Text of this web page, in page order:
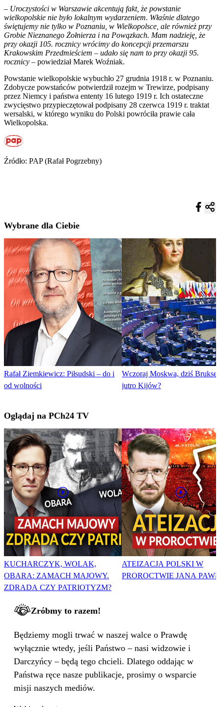
– Uroczystości w Warszawie akcentują fakt, że powstanie
wielkopolskie nie było lokalnym wydarzeniem. Właśnie dlatego
świętujemy nie tylko w Poznaniu, w Wielkopolsce, ale również przy
Grobie Nieznanego Żołnierza i na Powązkach. Mam nadzieję, że
przy okazji 105. rocznicy wrócimy do koncepcji przemarszu
Krakowskim Przedmieściem – udało się nam to przy okazji 95.
rocznicy – powiedział Marek Woźniak.
Powstanie wielkopolskie wybuchło 27 grudnia 1918 r. w Poznaniu.
Zdobycze powstańców potwierdził rozejm w Trewirze, podpisany
przez Niemcy i państwa ententy 16 lutego 1919 r. Ich ostateczne
zwycięstwo przypieczętował podpisany 28 czerwca 1919 r. traktat
wersalski, w którego wyniku do Polski powróciła prawie cała
Wielkopolska.
Źródło: PAP (Rafał Pogrzebny)
Wybrane dla Ciebie
Rafał Ziemkiewicz: Piłsudski – do i
od wolności
Wczoraj Moskwa, dziś
jutro Kijów?
Oglądaj na PCh24 TV
KUCHARCZYK, WOLAK,
OBARA: ZAMACH MAJOWY.
ZDRADA CZY PATRIOTYZM?
ATEIZACJA POLSKI W
PROROCTWIE JANA
Zróbmy to razem!
Będziemy mogli trwać w naszej walce o Prawdę
wyłącznie wtedy, jeśli Państwo – nasi widzowie i
Darczyńcy – będą tego chcieli. Dlatego oddając w
Państwa ręce nasze publikacje, prosimy o wsparcie
misji naszych mediów.